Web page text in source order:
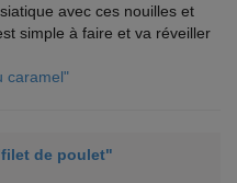
avec ces nouilles et
simple à faire et va réveiller
caramel"
de poulet"